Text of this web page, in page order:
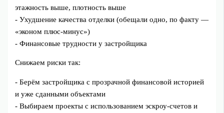
этажность выше, плотность выше
- Ухудшение качества отделки (обещали одно, по факту —
«эконом плюс‑минус»)
- Финансовые трудности у застройщика
Снижаем риски так:
- Берём застройщика с прозрачной финансовой историей
и уже сданными объектами
- Выбираем проекты с использованием эскроу‑счетов и